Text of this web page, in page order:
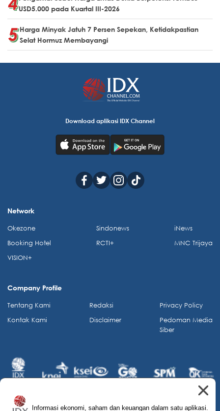
USD5.000 pada Kuartal III-2026
Harga Minyak Jatuh 7 Persen Sepekan, Ketidakpastian
Selat Hormuz Membayangi
Informasi ekonomi, saham dan keuangan dalam satu aplikasi.
Download aplikasi IDX Channel
Network
Okezone
Booking Hotel
VISION+
Sindonews
RCTI+
iNews
MNC Trijaya
Company Profile
Tentang Kami
Kontak Kami
Redaksi
Disclaimer
Privacy Policy
Pedoman Media
Siber